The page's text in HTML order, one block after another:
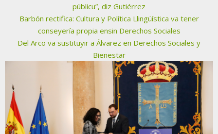
públicu”, diz Gutiérrez
Barbón rectifica: Cultura y Política Llingüística va tener
conseyería propia ensin Derechos Sociales
Del Arco va sustituyir a Álvarez en Derechos Sociales y
Bienestar